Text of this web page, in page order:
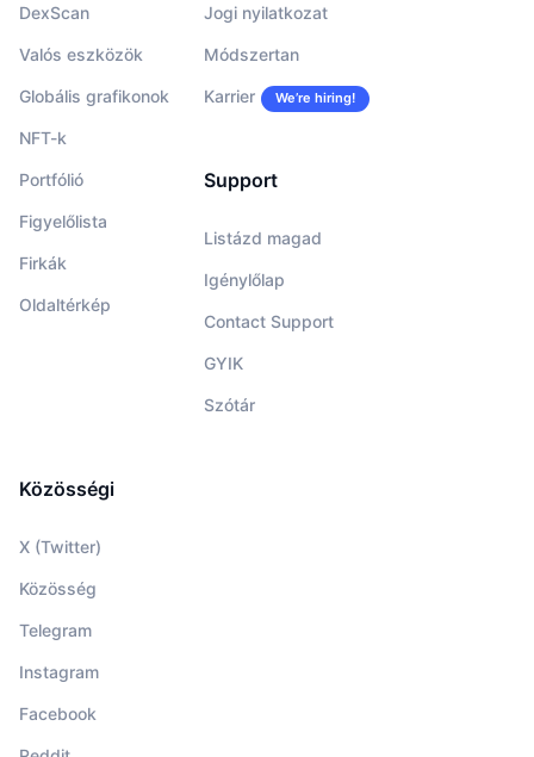
DexScan
Valós eszközök
Globális grafikonok
NFT-k
Portfólió
Figyelőlista
Firkák
Oldaltérkép
Jogi nyilatkozat
Módszertan
Karrier We’re hiring!
Support
Listázd magad
Igénylőlap
Contact Support
GYIK
Szótár
Közösségi
X (Twitter)
Közösség
Telegram
Instagram
Facebook